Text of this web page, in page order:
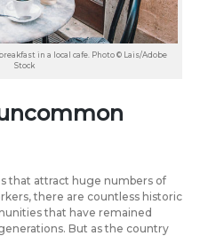
in a local cafe. Photo © Lais/Adobe
Stock
that attract huge numbers of
there are countless historic
that have remained
But as the country